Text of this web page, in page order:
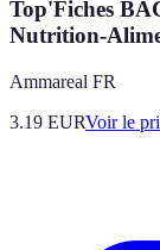
Top'Fiches
Nutrition-
Ammareal FR
3.19 EURVoir le